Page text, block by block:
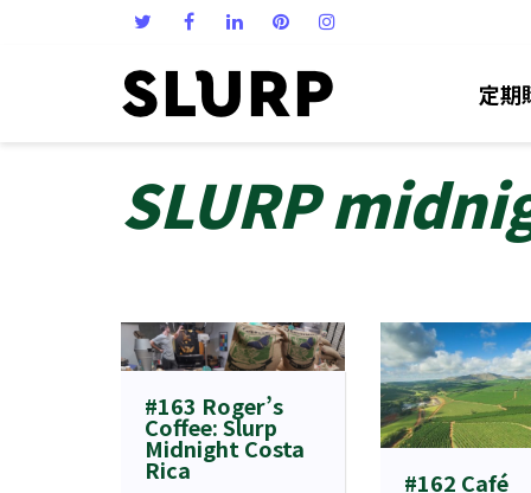
定期
SLURP
#163 Roger’s
Coffee: Slurp
Midnight Costa
Rica #162 Café